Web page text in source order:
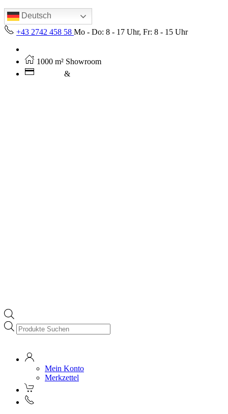
Deutsch
+43 2742 458 58 Mo - Do: 8 - 17 Uhr, Fr: 8 - 15 Uhr
1000 m² Showroom
&
Products
search
Mein Konto
Merkzettel